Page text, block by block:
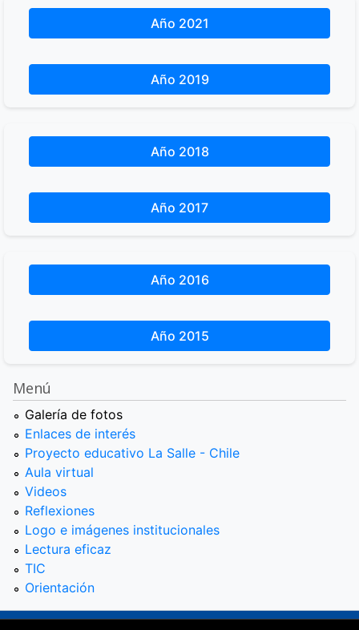
Año 2021
Año 2019
Año 2018
Año 2017
Año 2016
Año 2015
Menú
Galería de fotos
Enlaces de interés
Proyecto educativo La Salle - Chile
Aula virtual
Videos
Reflexiones
Logo e imágenes institucionales
Lectura eficaz
TIC
Orientación